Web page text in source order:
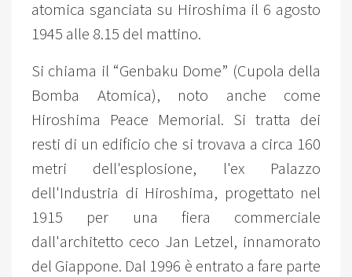
atomica sganciata su Hiroshima il 6 agosto
1945 alle 8.15 del mattino.
Si chiama il “Genbaku Dome” (Cupola della
Bomba Atomica), noto anche come
Hiroshima Peace Memorial. Si tratta dei
resti di un edificio che si trovava a circa 160
metri dell'esplosione, l'ex Palazzo
dell'Industria di Hiroshima, progettato nel
1915 per una fiera commerciale
dall'architetto ceco Jan Letzel, innamorato
del Giappone. Dal 1996 è entrato a fare parte